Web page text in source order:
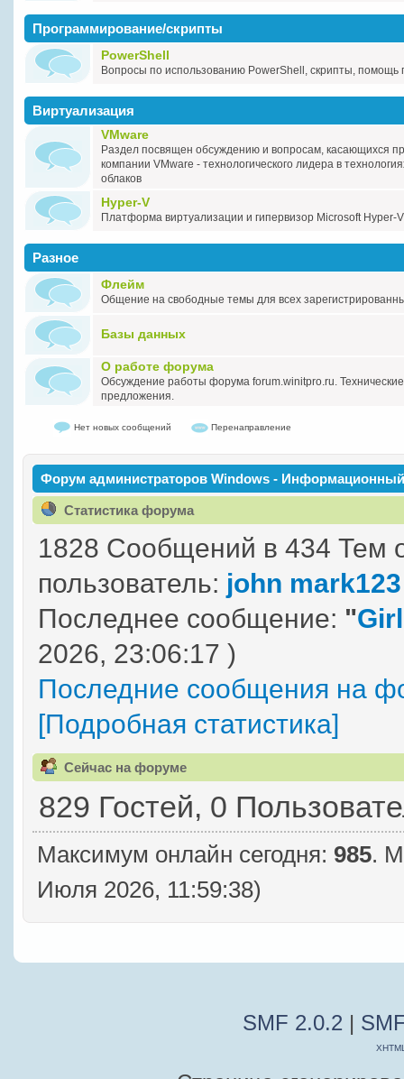
Программирование/скрипты
PowerShell
Вопросы по использованию PowerShell, скрипты, помощь
Виртуализация
VMware
Раздел посвящен обсуждению и вопросам, касающихся
компании VMware - технологического лидера в
облаков
Hyper-V
Платформа виртуализации и гипервизор Microsoft Hyper-V
Разное
Флейм
Общение на свободные темы для всех
Базы данных
О работе форума
Обсуждение работы форума forum.winitpro.ru.
предложения.
Нет новых сообщений Перенаправление
Форум администраторов Windows -
Статистика форума
1828 Сообщений в 434 Тем
пользователь: john mark123
Последнее сообщение: "
2026, 23:06:17 )
Последние сообщения на
[Подробная статистика]
Сейчас на форуме
829 Гостей, 0
Максимум онлайн сегодня: 985.
Июля 2026, 11:59:38)
SMF 2.0.2 |